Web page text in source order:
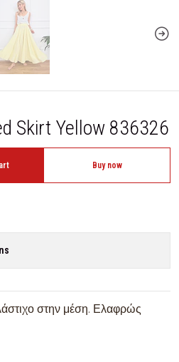
Skirt Yellow 836326
Buy now
στην μέση. Ελαφρώς